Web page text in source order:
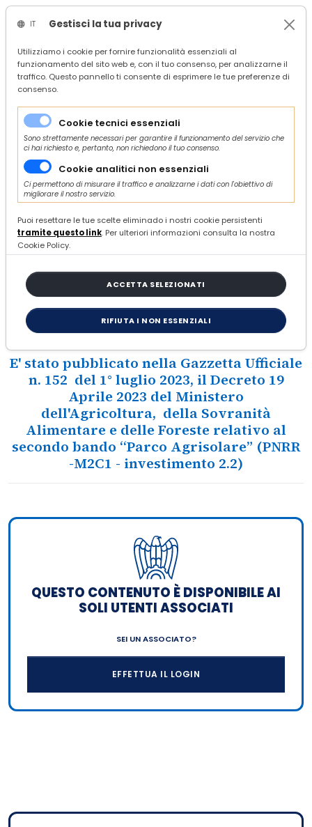
/ Confindustria Ascoli Piceno
/ Servizi
/ Economia
Bando "Parco Agrisolare" - Ministero dell'Agricoltura, della Sovranità Alimentare e delle Foreste - Pubblicazione in Gazzetta Ufficiale
MARTEDÌ 04 LUGLIO 2023
Bando "Parco Agrisolare" -
Ministero dell'Agricoltura, della
Sovranità Alimentare e delle
Foreste - Pubblicazione in
Gazzetta Ufficiale
E' stato pubblicato nella Gazzetta Ufficiale
n. 152 del 1° luglio 2023, il Decreto 19
Aprile 2023 del Ministero
dell'Agricoltura, della Sovranità
Alimentare e delle Foreste relativo al
secondo bando “Parco Agrisolare” (PNRR
-M2C1 - investimento 2.2)
QUESTO CONTENUTO È DISPONIBILE AI
SOLI UTENTI ASSOCIATI
SEI UN ASSOCIATO?
EFFETTUA IL LOGIN
IT Gestisci la tua privacy
Utilizziamo i cookie per fornire funzionalità essenziali al
funzionamento del sito web e, con il tuo consenso, per analizzarne il
traffico. Questo pannello ti consente di esprimere le tue preferenze di
consenso.
Cookie tecnici essenziali
Sono strettamente necessari per garantire il funzionamento del servizio che
ci hai richiesto e, pertanto, non richiedono il tuo consenso.
Cookie analitici non essenziali
Ci permettono di misurare il traffico e analizzarne i dati con l'obiettivo di
migliorare il nostro servizio.
Puoi resettare le tue scelte eliminado i nostri cookie persistenti
tramite questo link. Per ulteriori informazioni consulta la nostra
Cookie Policy.
ACCETTA SELEZIONATI
RIFIUTA I NON ESSENZIALI